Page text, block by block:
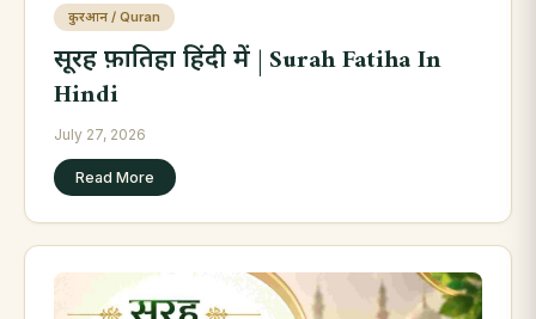
कुरआन / Quran
सूरह फ़ातिहा हिंदी में | Surah Fatiha In
Hindi
July 27, 2026
Read More